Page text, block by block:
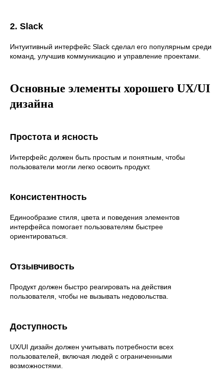
2. Slack
Интуитивный интерфейс Slack сделал его популярным среди
команд, улучшив коммуникацию и управление проектами.
Основные элементы хорошего UX/UI
дизайна
Простота и ясность
Интерфейс должен быть простым и понятным, чтобы
пользователи могли легко освоить продукт.
Консистентность
Единообразие стиля, цвета и поведения элементов
интерфейса помогает пользователям быстрее
ориентироваться.
Отзывчивость
Продукт должен быстро реагировать на действия
пользователя, чтобы не вызывать недовольства.
Доступность
UX/UI дизайн должен учитывать потребности всех
пользователей, включая людей с ограниченными
возможностями.